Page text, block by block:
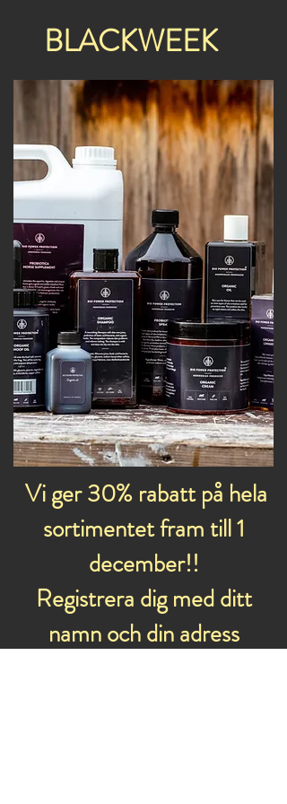
BLACKWEEK
Vi ger 30% rabatt på hela
sortimentet fram till 1
december!!
Registrera dig med ditt
namn och din adress